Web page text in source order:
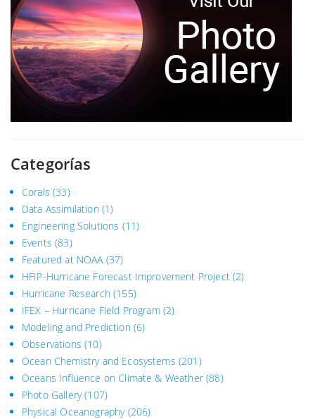
Categorías
Corals (33)
Data Assimilation(1)
Engineering Solutions (11)
Events (83)
Featured at NOAA (37)
HFIP-Hurricane Forecast Improvement Project (2)
Hurricane Research(155)
IFEX – Hurricane Field Program(2)
Modeling and Prediction(6)
Observations (10)
Ocean Chemistry and Ecosystems (201)
Oceans Influence on Climate & Weather(88)
Photo Gallery(107)
Physical Oceanography(206)